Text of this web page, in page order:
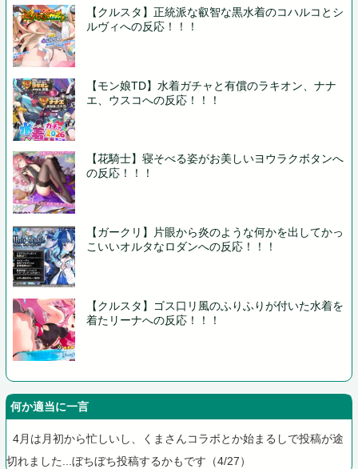
【クルスタ】正統派な叡智な黒水着のコハルコとシ
ルヴィへの反応！！！
【モン娘TD】水着ガチャと有償のラキオン、ナナ
エ、ウスコへの反応！！！
【花騎士】寝そべる姿がお美しいヨウラクボタンへ
の反応！！！
【ガークリ】片眼から炎のような何かを出してかっ
こいいオルタなロダンへの反応！！！
【クルスタ】ゴス口リ風のふりふりが付いた水着を
着たリーナへの反応！！！
何か適当に一言
4月は月初から忙しいし、くまさんコラボとか始まるしで投稿が途
切れました...ぼちぼち投稿するかもです（4/27）